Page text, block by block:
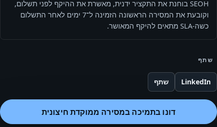
SEOH בוחנת את התקציר ידנית, מאשרת את ההיקף לפני תשלום,
וקובעת את המסירה הראשונה הזמינה ל־7 ימים לאחר התשלום
כשה-SLA מתאים להיקף המאושר.
שתף
LinkedIn שתף
דונו בתמיכה במסירה ממוקדת חיצונית